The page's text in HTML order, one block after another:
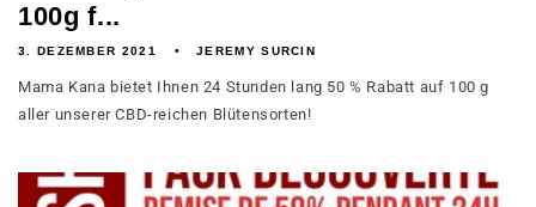
100g f...
3. DEZEMBER 2021 JEREMY SURCIN
Mama Kana bietet Ihnen 24 Stunden lang 50 % Rabatt auf 100 g
aller unserer CBD-reichen Blütensorten!